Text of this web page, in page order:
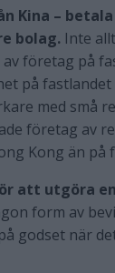
Kina –
bolag. Inte
företag på
på
med små
företag av
Kong än på
att utgöra
form av
godset när